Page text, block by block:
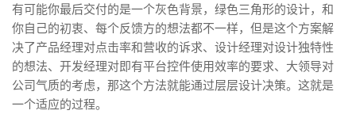
有可能你最后交付的是一个灰色背景，绿色三角形的设计，和
你自己的初衷、每个反馈方的想法都不一样，但是这个方案解
决了产品经理对点击率和营收的诉求、设计经理对设计独特性
的想法、开发经理对即有平台控件使用效率的要求、大领导对
公司气质的考虑，那这个方法就能通过层层设计决策。这就是
一个适应的过程。